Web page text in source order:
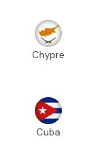
Chypre
Cuba